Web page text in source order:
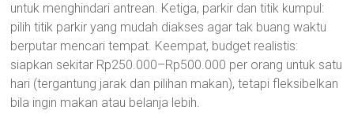
untuk menghindari antrean. Ketiga, parkir dan titik kumpul:
pilih titik parkir yang mudah diakses agar tak buang waktu
berputar mencari tempat. Keempat, budget realistis:
siapkan sekitar Rp250.000–Rp500.000 per orang untuk satu
hari (tergantung jarak dan pilihan makan), tetapi fleksibelkan
bila ingin makan atau belanja lebih.